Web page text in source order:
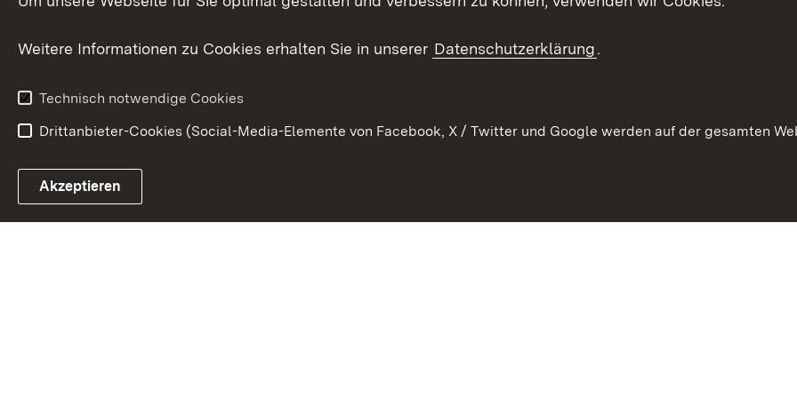
Datenschutz
Glücksspielrecht
Link zum Landesportal
Weitere Informationen zu Cookies erhalten Sie in unserer Datenschutzerklärung.
Technisch notwendige Cookies
Drittanbieter-Cookies (Social-Media-Elemente von Facebook, X / Twitter und Google werden auf der gesamten
Akzeptieren